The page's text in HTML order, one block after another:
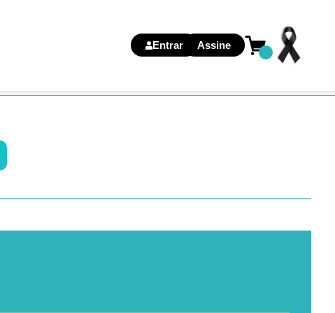
Entrar Assine